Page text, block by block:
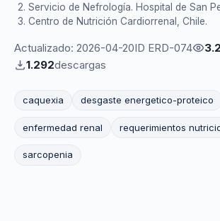
Servicio de Nefrología. Hospital de San
Centro de Nutrición Cardiorrenal, Chile.
Actualizado: 2026-04-20ID ERD-074
1.292descargas
caquexia desgaste energetico-proteico
enfermedad renal requerimientos
sarcopenia